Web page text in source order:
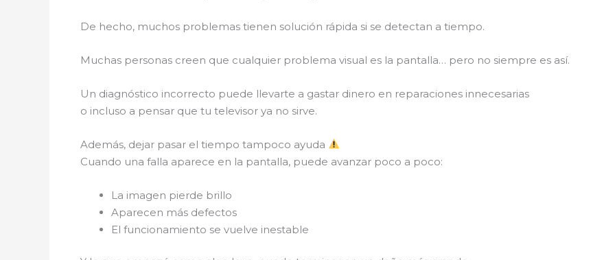
De hecho, muchos problemas tienen solución rápida si se detectan a tiempo.
Muchas personas creen que cualquier problema visual es la pantalla… pero no siempre es así.
Un diagnóstico incorrecto puede llevarte a gastar dinero en reparaciones innecesarias
o incluso a pensar que tu televisor ya no sirve.
Además, dejar pasar el tiempo tampoco ayuda
Cuando una falla aparece en la pantalla, puede avanzar poco a poco:
La imagen pierde brillo
Aparecen más defectos
El funcionamiento se vuelve inestable